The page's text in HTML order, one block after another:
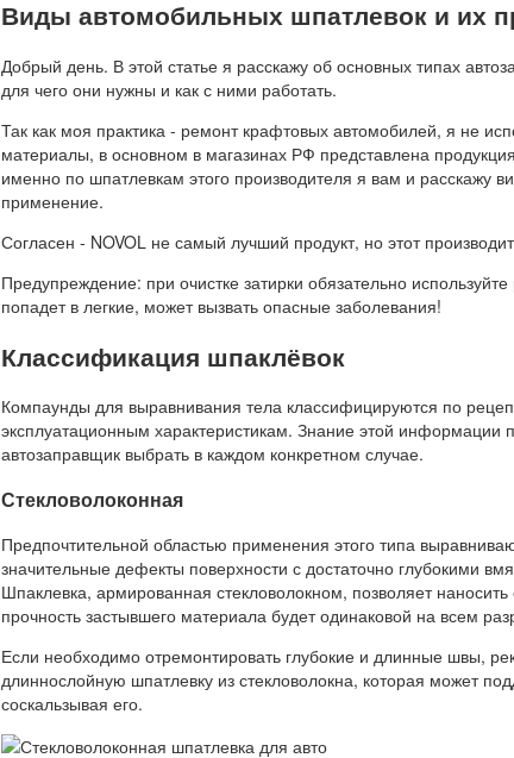
Виды автомобильных шпатлевок и их
Добрый день. В этой статье я расскажу об основных типах
для чего они нужны и как с ними работать.
Так как моя практика - ремонт крафтовых автомобилей, я не
материалы, в основном в магазинах РФ представлена
именно по шпатлевкам этого производителя я вам и расскажу
применение.
Согласен - NOVOL не самый лучший продукт, но этот
Предупреждение: при очистке затирки обязательно
попадет в легкие, может вызвать опасные заболевания!
Классификация шпаклёвок
Компаунды для выравнивания тела классифицируются по
эксплуатационным характеристикам. Знание этой информации
автозаправщик выбрать в каждом конкретном случае.
Стекловолоконная
Предпочтительной областью применения этого типа
значительные дефекты поверхности с достаточно глубокими
Шпаклевка, армированная стекловолокном, позволяет
прочность застывшего материала будет одинаковой на всем
Если необходимо отремонтировать глубокие и длинные швы,
длиннослойную шпатлевку из стекловолокна, которая может
соскальзывая его.